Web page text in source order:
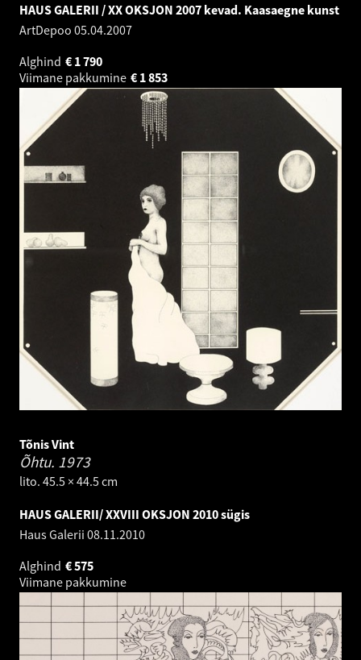
HAUS GALERII / XX OKSJON 2007 kevad. Kaasaegne kunst
ArtDepoo 05.04.2007
Alghind
1 790
€
Viimane pakkumine
1 853
€
Tõnis Vint
Õhtu. 1973
lito. 45.5 × 44.5 cm
HAUS GALERII/ XXVIII OKSJON 2010 sügis
Haus Galerii 08.11.2010
Alghind
575
€
Viimane pakkumine